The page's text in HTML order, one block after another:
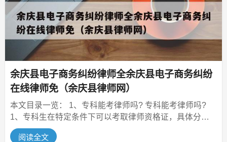
余庆县电子商务纠纷律师全余庆县电子商务纠纷
在线律师免（余庆县律师网）
本文目录一览： 1、专科能考律师吗? 专科能考律师吗?
1、专科生在特定条件下可以考取律师资格证，具体分为
以下两种情况：放宽政...
阅读全文